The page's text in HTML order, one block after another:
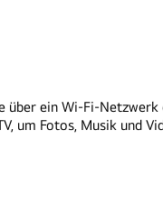
über ein Wi-Fi-Netzwerk
um Fotos, Musik und